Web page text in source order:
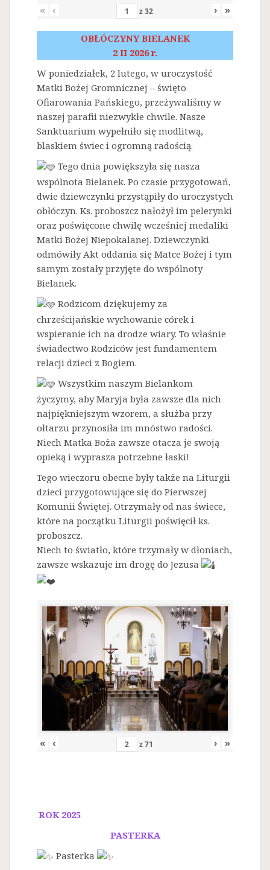
« ‹ z32 › »
OBŁÓCZYNY BIELANEK
2 II 2026 r.
W poniedziałek, 2 lutego, w uroczystość
Matki Bożej Gromnicznej – święto
Ofiarowania Pańskiego, przeżywaliśmy w
naszej parafii niezwykłe chwile. Nasze
Sanktuarium wypełniło się modlitwą,
blaskiem świec i ogromną radością.
Tego dnia powiększyła się nasza
wspólnota Bielanek. Po czasie przygotowań,
dwie dziewczynki przystąpiły do uroczystych
obłóczyn. Ks. proboszcz nałożył im pelerynki
oraz poświęcone chwilę wcześniej medaliki
Matki Bożej Niepokalanej. Dziewczynki
odmówiły Akt oddania się Matce Bożej i tym
samym zostały przyjęte do wspólnoty
Bielanek.
Rodzicom dziękujemy za
chrześcijańskie wychowanie córek i
wspieranie ich na drodze wiary. To właśnie
świadectwo Rodziców jest fundamentem
relacji dzieci z Bogiem.
Wszystkim naszym Bielankom
życzymy, aby Maryja była zawsze dla nich
najpiękniejszym wzorem, a służba przy
ołtarzu przynosiła im mnóstwo radości.
Niech Matka Boża zawsze otacza je swoją
opieką i wyprasza potrzebne łaski!
Tego wieczoru obecne były także na Liturgii
dzieci przygotowujące się do Pierwszej
Komunii Świętej. Otrzymały od nas świece,
które na początku Liturgii poświęcił ks.
proboszcz.
Niech to światło, które trzymały w dłoniach,
zawsze wskazuje im drogę do Jezusa
« ‹ z71 › »
ROK 2025
PASTERKA
Pasterka